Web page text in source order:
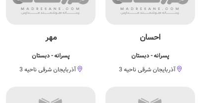
احسان
پسرانه - دبستان
آذربایجان شرقی ناحیه 3
مهر
پسرانه - دبستان
آذربایجان شرقی ناحیه 3